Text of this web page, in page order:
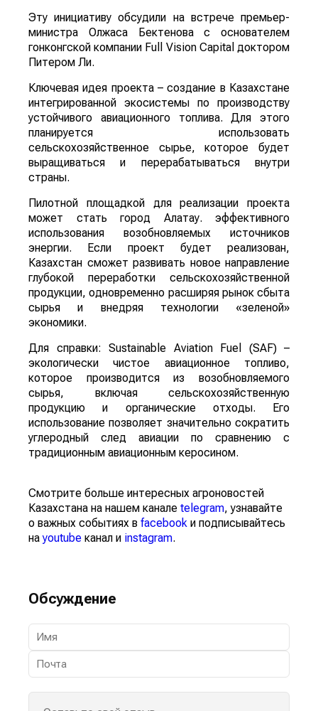
Эту инициативу обсудили на встрече премьер-
министра Олжаса Бектенова с основателем
гонконгской компании Full Vision Capital доктором
Питером Ли.
Ключевая идея проекта – создание в Казахстане
интегрированной экосистемы по производству
устойчивого авиационного топлива. Для этого
планируется использовать
сельскохозяйственное сырье, которое будет
выращиваться и перерабатываться внутри
страны.
Пилотной площадкой для реализации проекта
может стать город Алатау. эффективного
использования возобновляемых источников
энергии. Если проект будет реализован,
Казахстан сможет развивать новое направление
глубокой переработки сельскохозяйственной
продукции, одновременно расширяя рынок сбыта
сырья и внедряя технологии «зеленой»
экономики.
Для справки: Sustainable Aviation Fuel (SAF) –
экологически чистое авиационное топливо,
которое производится из возобновляемого
сырья, включая сельскохозяйственную
продукцию и органические отходы. Его
использование позволяет значительно сократить
углеродный след авиации по сравнению с
традиционным авиационным керосином.
Смотрите больше интересных агроновостей
Казахстана на нашем канале telegram, узнавайте
о важных событиях в facebook и подписывайтесь
наyoutube канал и instagram.
Обсуждение